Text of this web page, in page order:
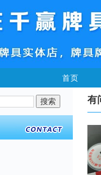
首页
有